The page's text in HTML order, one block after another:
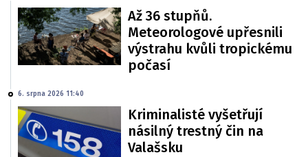
Až 36 stupňů.
Meteorologové upřesnili
výstrahu kvůli tropickému
počasí
6. srpna 2026 11:40
Kriminalisté vyšetřují
násilný trestný čin na
Valašsku